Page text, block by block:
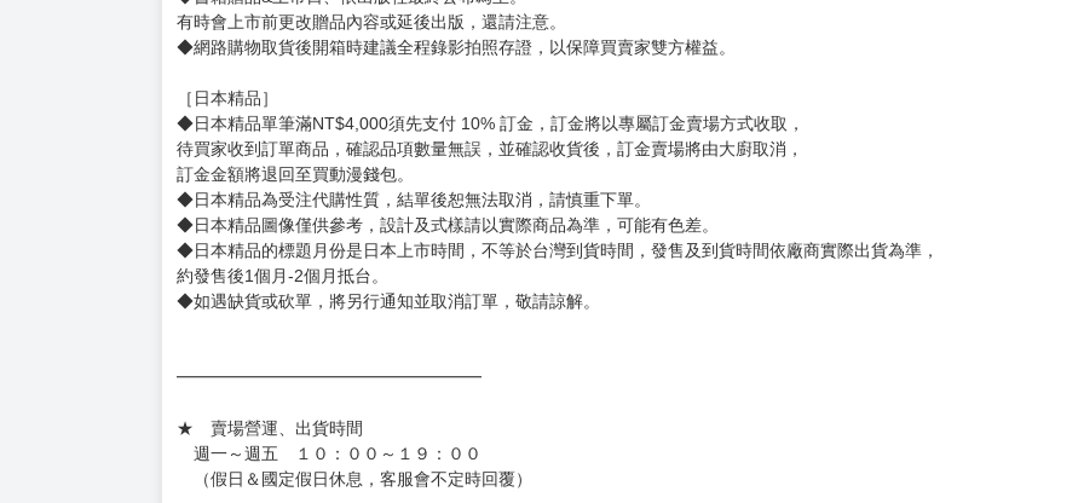
◆有任何問題請聯繫客服。
用評價溝通者，日後將不再提供購書服務，請另尋其他店家，謝謝。
◆不同月份商品可一起結帳，等訂單內所有商品到齊後一起發貨。
◆預購商品皆無現貨，商品圖為示意圖，請以實品為主。
◆商品如有缺件、瑕疵，請務必取貨3日內留言反應，逾期不受理。
◆書籍拆封無法更換及退貨(內頁印刷瑕疵例外)
書籍有問題請不要拆封，請私訊大廚協助。
◆逾期未取且訂單取消後三個工作天內未有任何反應，將直接加入黑名單，還請下單後準時取貨。
◆書籍贈品&上市日、依出版社最終公布為主。
有時會上市前更改贈品內容或延後出版，還請注意。
◆網路購物取貨後開箱時建議全程錄影拍照存證，以保障買賣家雙方權益。
訂金金額將退回至買動漫錢包。
◆日本精品為受注代購性質，結單後恕無法取消，請慎重下單。
◆日本精品圖像僅供參考，設計及式樣請以實際商品為準，可能有色差。